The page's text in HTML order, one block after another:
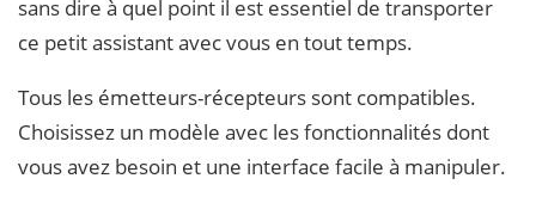
sans dire à quel point il est essentiel de transporter
ce petit assistant avec vous en tout temps.
Tous les émetteurs-récepteurs sont compatibles.
Choisissez un modèle avec les fonctionnalités dont
vous avez besoin et une interface facile à manipuler.